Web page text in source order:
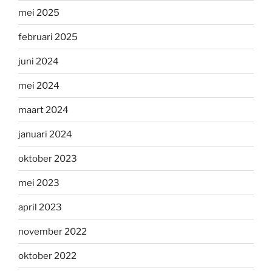
mei 2025
februari 2025
juni 2024
mei 2024
maart 2024
januari 2024
oktober 2023
mei 2023
april 2023
november 2022
oktober 2022